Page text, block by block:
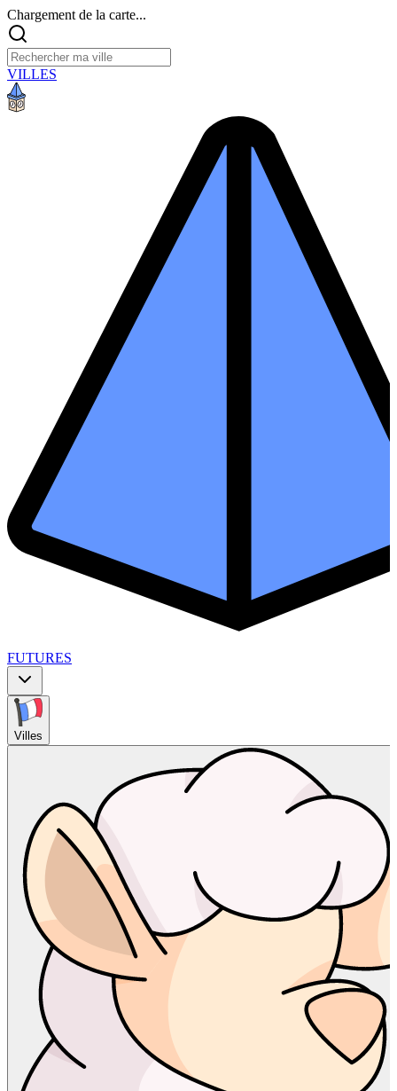
Chargement de la carte...
VILLES
FUTURES
Villes